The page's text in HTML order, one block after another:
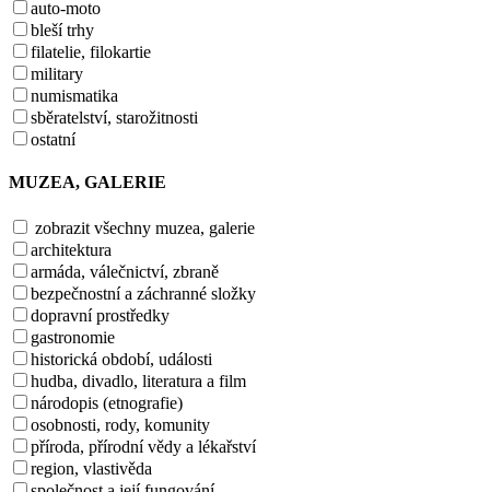
auto-moto
bleší trhy
filatelie, filokartie
military
numismatika
sběratelství, starožitnosti
ostatní
MUZEA, GALERIE
zobrazit všechny muzea, galerie
architektura
armáda, válečnictví, zbraně
bezpečnostní a záchranné složky
dopravní prostředky
gastronomie
historická období, události
hudba, divadlo, literatura a film
národopis (etnografie)
osobnosti, rody, komunity
příroda, přírodní vědy a lékařství
region, vlastivěda